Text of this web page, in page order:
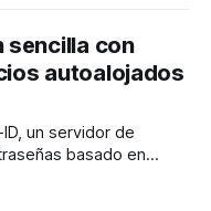
sencilla con
autoalojados
un servidor de
basado en
para siempre con